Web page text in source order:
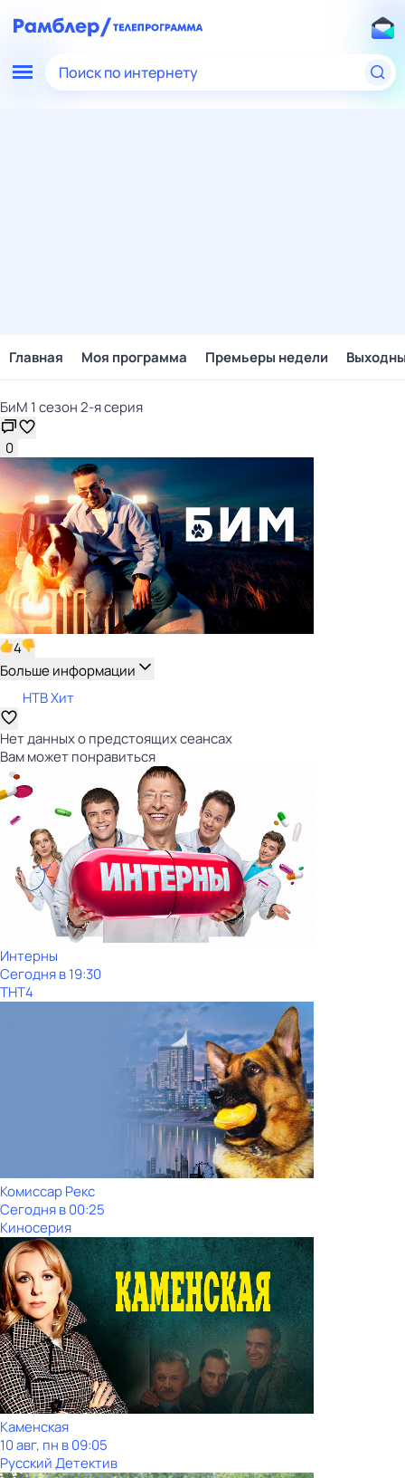
Поиск по интернету
Главная Моя программа Премьеры недели
БиМ 1 сезон 2-я серия
0
4
Больше информации
НТВ Хит
Нет данных о предстоящих сеансах
Вам может понравиться
Интерны
Сегодня в 19:30
ТНТ4
Комиссар Рекс
Сегодня в 00:25
Киносерия
Каменская
10 авг, пн в 09:05
Русский Детектив